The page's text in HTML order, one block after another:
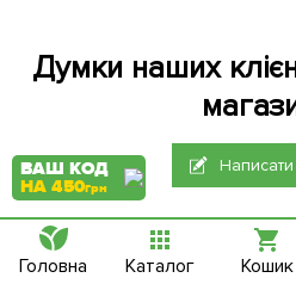
Думки наших
Написати
16587 відгуків
ВАШ КОД
НА 450грн
Головна Каталог Кошик